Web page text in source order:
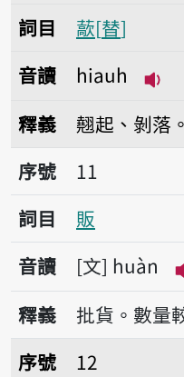
詞目
藃 替
音讀
hiauh
釋義
翹起、剝落。
序號11販
序號
11
詞目
販
音讀
文 huàn
釋義
批貨。數量
序號12發酵
序號
12